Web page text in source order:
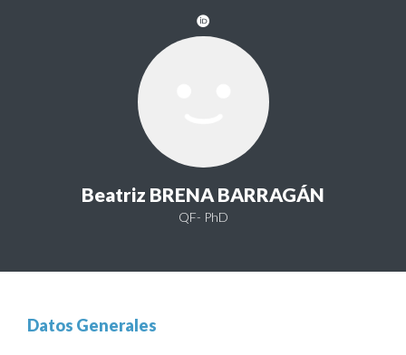
Beatriz BRENA BARRAGÁN
QF- PhD
Datos Generales